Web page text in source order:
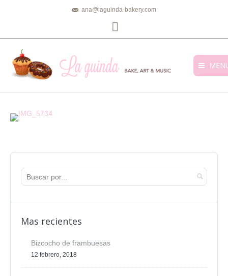
ana@laguinda-bakery.com
Mas recientes
Bizcocho de frambuesas
12 febrero, 2018